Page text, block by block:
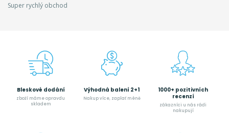
Super rychlý obchod
Bleskové dodání
zboží máme opravdu
skladem
Výhodná balení 2+1
Nakup více, zaplať méně
1000+ pozitivních
recenzí
zákazníci u nás rádi
nakupují